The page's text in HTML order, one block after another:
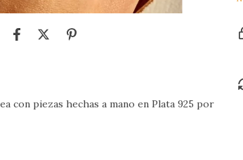
con piezas hechas a mano en Plata 925 por